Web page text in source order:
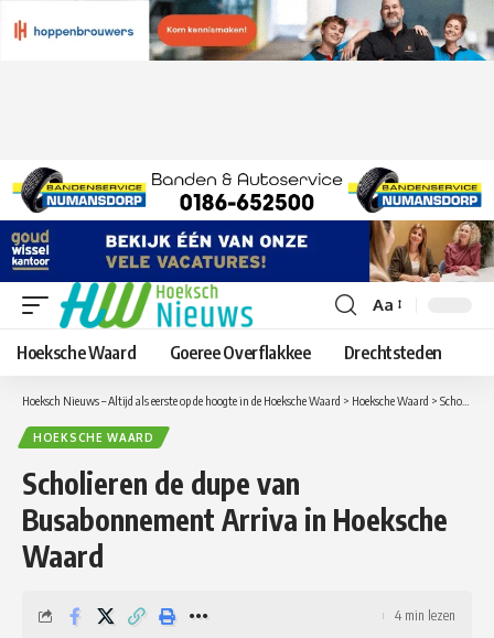
Lettergrootte
aanpassen
Aa
Hoeksche Waard Goeree Overflakkee Drechtsteden
Hoeksch Nieuws – Altijd als eerste op de hoogte in de Hoeksche Waard > Hoeksche Waard > Scholieren de dupe van Busabonnement Arriva in Hoeksche Waard
HOEKSCHE WAARD
Scholieren de dupe van
Busabonnement Arriva in Hoeksche
Waard
4 min lezen